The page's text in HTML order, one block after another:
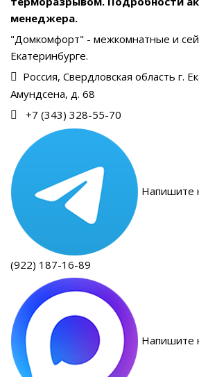
менеджера.
"Домкомфорт" - межкомнатные и
Екатеринбурге.
Россия, Свердловская область г.
Амундсена, д. 68
+7 (343) 328-55-70
Напишите
(922) 187-16-89
Напишите